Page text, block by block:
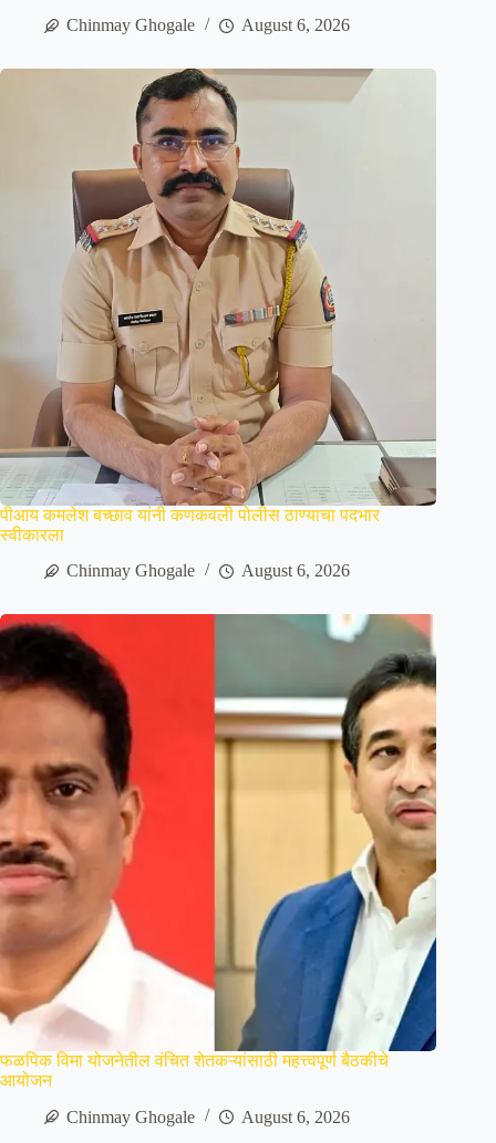
Chinmay Ghogale
August 6, 2026
पीआय कमलेश बच्छाव यांनी कणकवली पोलीस ठाण्याचा पदभार
स्वीकारला
Chinmay Ghogale
August 6, 2026
फळपिक विमा योजनेतील वंचित शेतकऱ्यांसाठी महत्त्वपूर्ण बैठकीचे
आयोजन
Chinmay Ghogale
August 6, 2026